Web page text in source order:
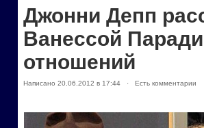
Джонни Депп
Ванессой
отношений
Написано 20.06.2012 в 17:44 · Есть комментарии